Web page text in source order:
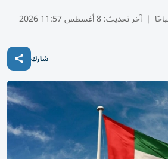
| آخر تحديث:8 أغسطس 11:57 2026
شارك